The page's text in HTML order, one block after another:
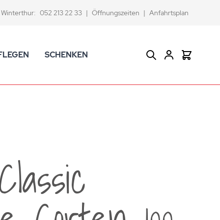
Winterthur: 052 213 22 33 | Öffnungszeiten | Anfahrtsplan
-sprudler
und Ersatzbürsten
Badezimmer-Artikel
SCHENKEN Suche